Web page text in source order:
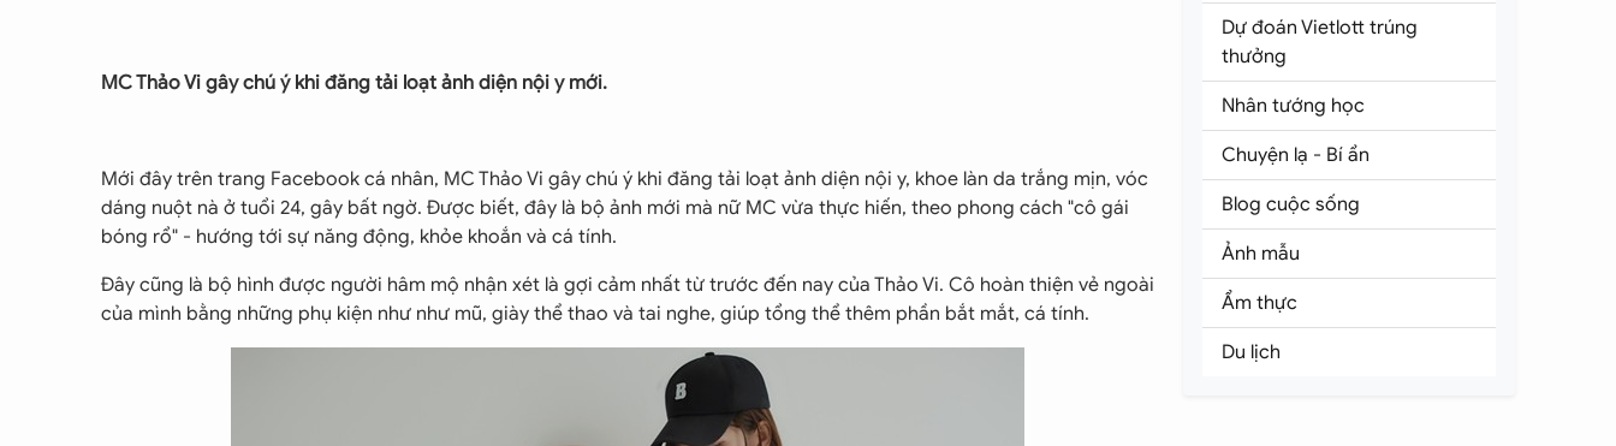
MC Thảo Vi gây chú ý khi đăng tải loạt ảnh diện nội y mới.
Mới đây trên trang Facebook cá nhân, MC Thảo Vi gây chú ý khi đăng tải loạt ảnh diện nội y, khoe làn da trắng mịn, vóc
dáng nuột nà ở tuổi 24, gây bất ngờ. Được biết, đây là bộ ảnh mới mà nữ MC vừa thực hiến, theo phong cách "cô gái
bóng rổ" - hướng tới sự năng động, khỏe khoắn và cá tính.
Đây cũng là bộ hình được người hâm mộ nhận xét là gợi cảm nhất từ trước đến nay của Thảo Vi. Cô hoàn thiện vẻ ngoài
của mình bằng những phụ kiện như như mũ, giày thể thao và tai nghe, giúp tổng thể thêm phần bắt mắt, cá tính.
Dự đoán Vietlott trúng
thưởng
Nhân tướng học
Chuyện lạ - Bí ẩn
Blog cuộc sống
Ảnh mẫu
Ẩm thực
Du lịch